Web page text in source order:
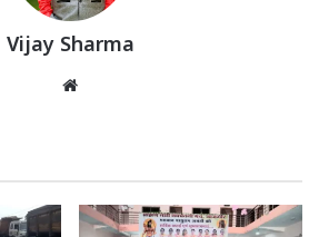
Vijay Sharma